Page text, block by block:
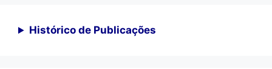
Histórico de Publicações